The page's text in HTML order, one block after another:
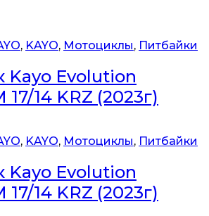
, KAYO, Мотоциклы, Питбайки
Kayo Evolution
17/14 KRZ (2023г)
, KAYO, Мотоциклы, Питбайки
Kayo Evolution
17/14 KRZ (2023г)